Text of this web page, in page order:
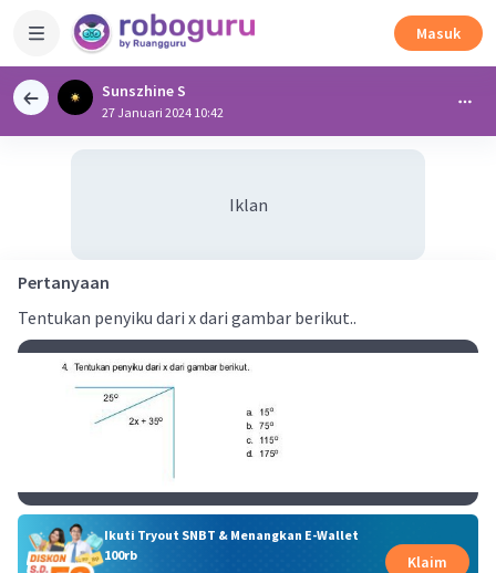
Masuk
Sunszhine S
27 Januari 2024 10:42
Iklan
Pertanyaan
Tentukan penyiku dari x dari gambar berikut..
Ikuti Tryout SNBT & Menangkan E-Wallet
100rb
Klaim